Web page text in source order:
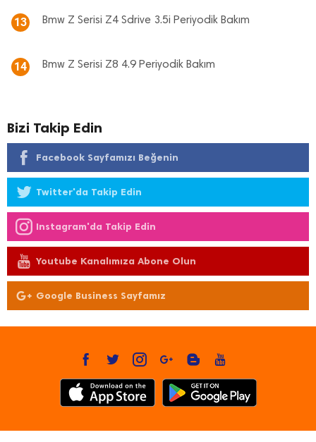
13 Bmw Z Serisi Z4 Sdrive 3.5i Periyodik Bakım
14 Bmw Z Serisi Z8 4.9 Periyodik Bakım
Bizi Takip Edin
Facebook Sayfamızı Beğenin
Twitter'da Takip Edin
Instagram'da Takip Edin
Youtube Kanalımıza Abone Olun
Google Business Sayfamız